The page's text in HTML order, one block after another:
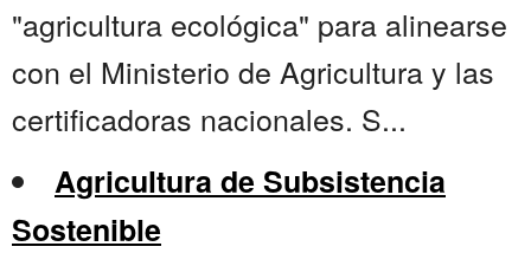
"agricultura ecológica" para alinearse
con el Ministerio de Agricultura y las
certificadoras nacionales. S...
Agricultura de Subsistencia
Sostenible